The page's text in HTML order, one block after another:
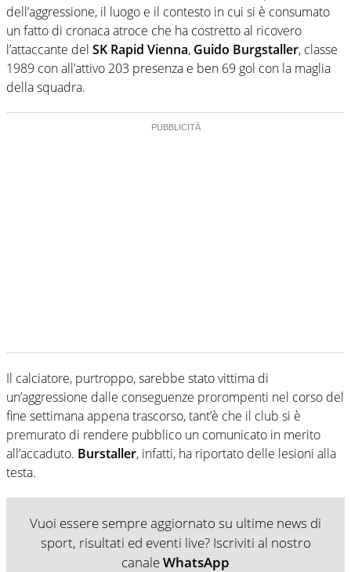
dell’aggressione, il luogo e il contesto in cui si è consumato
un fatto di cronaca atroce che ha costretto al ricovero
l’attaccante del SK Rapid Vienna, Guido Burgstaller, classe
1989 con all’attivo 203 presenza e ben 69 gol con la maglia
della squadra.
Il calciatore, purtroppo, sarebbe stato vittima di
un’aggressione dalle conseguenze prorompenti nel corso del
fine settimana appena trascorso, tant’è che il club si è
premurato di rendere pubblico un comunicato in merito
all’accaduto. Burstaller, infatti, ha riportato delle lesioni alla
testa.
Vuoi essere sempre aggiornato su ultime news di
sport, risultati ed eventi live? Iscriviti al nostro
canaleWhatsApp